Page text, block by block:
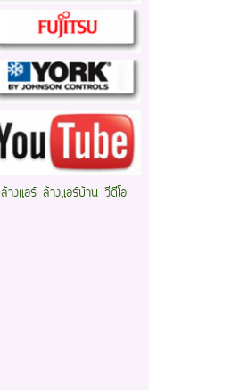
ล้างแอร์ ล้างแอร์บ้าน วีดีโอ